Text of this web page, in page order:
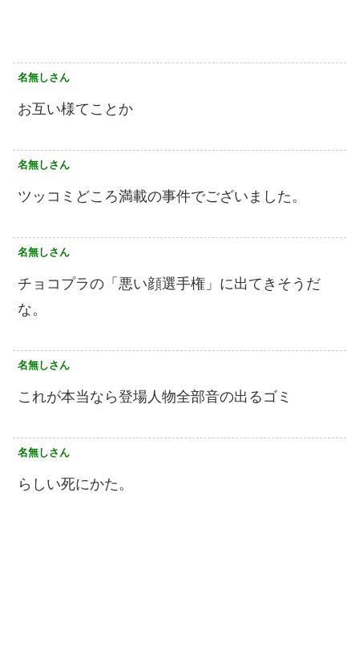
名無しさん
お互い様てことか
名無しさん
ツッコミどころ満載の事件でございました。
名無しさん
チョコプラの「悪い顔選手権」に出てきそうだ
な。
名無しさん
これが本当なら登場人物全部音の出るゴミ
名無しさん
らしい死にかた。